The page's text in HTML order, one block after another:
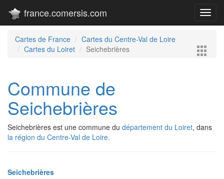
france.comersis.com
Cartes de France
Cartes du Centre-Val de Loire
Cartes du Loiret
Seichebrières
Commune de
Seichebrières
Seichebrières est une commune du département du Loiret, dans
la région du Centre-Val de Loire.
Seichebrières